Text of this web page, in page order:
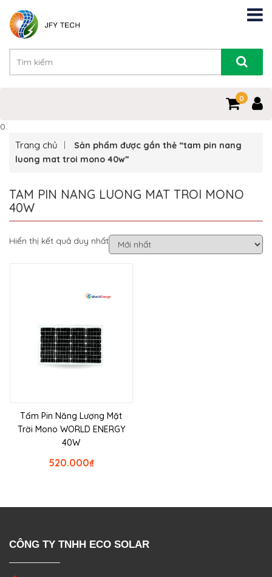
0
0
Trang chủ
Sản phẩm được gắn thẻ “tam pin nang
luong mat troi mono 40w”
TAM PIN NANG LUONG MAT TROI MONO
40W
Hiển thị kết quả duy nhất
Tấm Pin Năng Lượng Mặt
Trời Mono WORLD ENERGY
40W
₫
520.000
CÔNG TY TNHH ECO SOLAR